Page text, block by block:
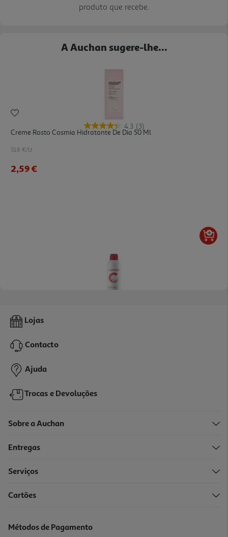
produto que recebe.
A Auchan sugere-lhe...
4.3 (3)
Creme Rosto Cosmia Hidratante De Dia 50 Ml
51.8 €/Lt
2,59 €
Spray Cosmia De Água Refresca E Hidrata 400ml
3,69 €
Lojas
Contacto
Ajuda
Trocas e Devoluções
Sobre a Auchan
Entregas
Serviços
Cartões
Métodos de Pagamento